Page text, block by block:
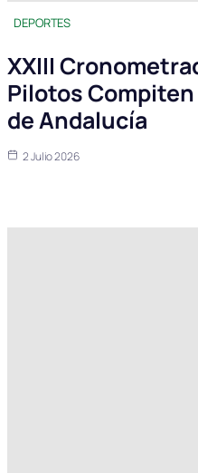
DEPORTES
XXIII
Pilotos
de Andalucía
2 Julio 2026